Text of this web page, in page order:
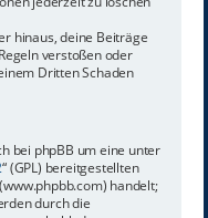
hinaus, deine Beiträge
verstoßen oder
Dritten Schaden
bei phpBB um eine unter
“ (GPL) bereitgestellten
handelt;
durch die